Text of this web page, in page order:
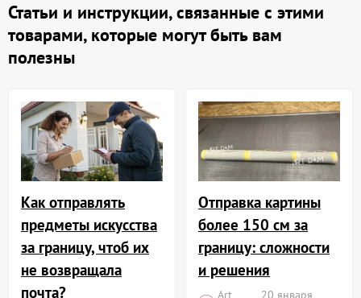
Статьи и инструкции, связанные с этими
товарами, которые могут быть вам
полезны
Как отправлять
предметы искусства
за границу, чтоб их
не возвращала
почта?
Отправка картины
более 150 см за
границу: сложности
и решения
Art 20 января